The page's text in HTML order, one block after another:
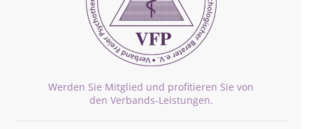
Werden Sie Mitglied und profitieren Sie von
den Verbands-Leistungen.